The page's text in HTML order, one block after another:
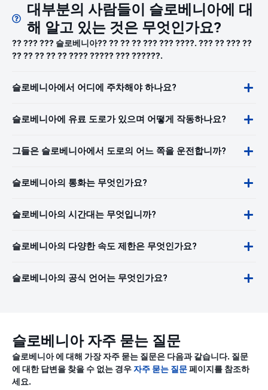
대부분의 사람들이 슬로베니아에 대
해 알고 있는 것은 무엇인가요?
?? ??? ??? 슬로베니아?? ?? ?? ?? ??? ??? ????. ??? ?? ??? ??
?? ?? ?? ?? ?? ???? ????? ??? ??????.
슬로베니아에서 어디에 주차해야 하나요?
슬로베니아에 유료 도로가 있으며 어떻게 작동하나요?
그들은 슬로베니아에서 도로의 어느 쪽을 운전합니까?
슬로베니아의 통화는 무엇인가요?
슬로베니아의 시간대는 무엇입니까?
슬로베니아의 다양한 속도 제한은 무엇인가요?
슬로베니아의 공식 언어는 무엇인가요?
슬로베니아 자주 묻는 질문
슬로베니아 에 대해 가장 자주 묻는 질문은 다음과 같습니다. 질문
에 대한 답변을 찾을 수 없는 경우자주 묻는 질문페이지를 참조하
세요.